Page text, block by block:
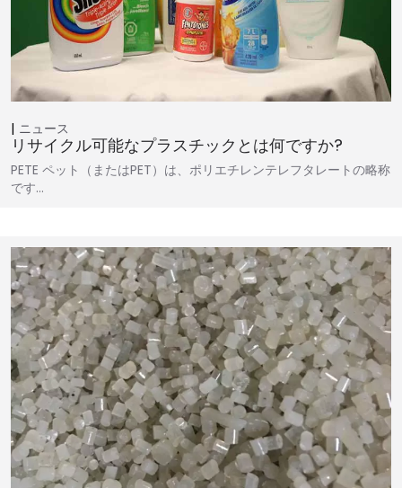
ニュース
リサイクル可能なプラスチックとは何ですか?
PETE ペット（またはPET）は、ポリエチレンテレフタレートの略称
です…